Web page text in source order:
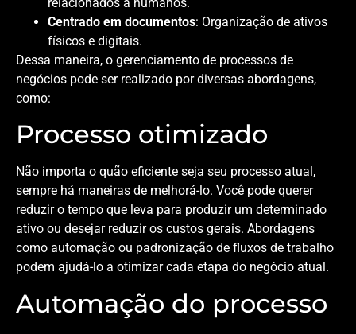
Centrado em documentos: Organização de ativos
físicos e digitais.
Dessa maneira, o gerenciamento de processos de
negócios pode ser realizado por diversas abordagens,
como:
Processo otimizado
Não importa o quão eficiente seja seu processo atual,
sempre há maneiras de melhorá-lo. Você pode querer
reduzir o tempo que leva para produzir um determinado
ativo ou desejar reduzir os custos gerais. Abordagens
como automação ou padronização de fluxos de trabalho
podem ajudá-lo a otimizar cada etapa do negócio atual.
Automação do processo